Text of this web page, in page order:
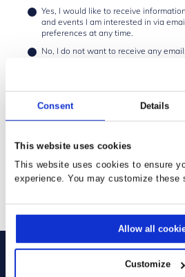
Consent Details
This website uses cookies
This website uses cookies to ensure
experience. You may customize these
Allow all
Customize
Yes, I would like to receive
and events I am interested in via
preferences at any time.
No, I do not want to receive any
* Required:
I have read and agree to the terms
I agree to activate the
means personal information will be